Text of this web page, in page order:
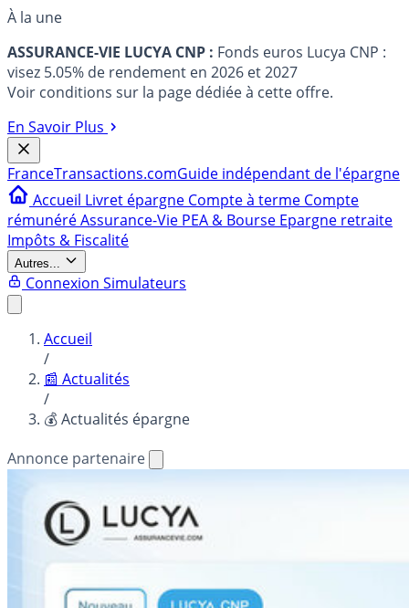
À la une
ASSURANCE-VIE LUCYA CNP : Fonds euros Lucya CNP :
visez 5.05% de rendement en 2026 et 2027
Voir conditions sur la page dédiée à cette offre.
En Savoir Plus
FranceTransactions.comGuide indépendant de l'épargne
Accueil Livret épargne Compte à terme Compte
rémunéréAssurance-Vie PEA & Bourse Epargne retraite
Impôts & Fiscalité
Autres...
Connexion Simulateurs
Accueil
/
📰 Actualités
/
💰 Actualités épargne
Annonce partenaire